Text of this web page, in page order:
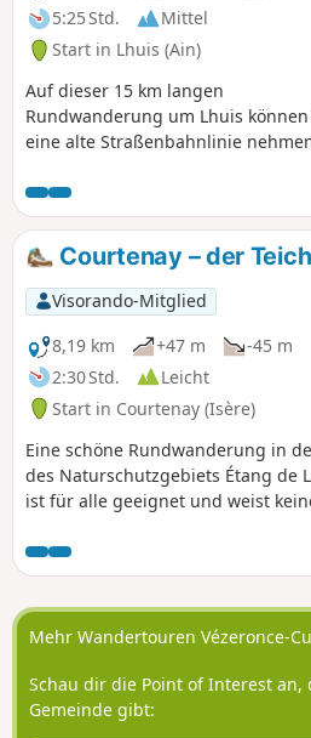
5:25 Std.
Mittel
Start in Lhuis (Ain)
Auf dieser 15 km langen
Rundwanderung um Lhuis können
eine alte Straßenbahnlinie
typischen Bächen folgen, eine
beobachten und ein Geröllfeld
durchqueren. Mehrere
auf die Rhône und ihr Tal, auf das
Kernkraftwerk Creys oder auch auf
Berg Tentanet machen diese
Wanderung sehr attraktiv.
Courtenay – der
Visorando-Mitglied
8,19 km
+47 m
-45 m
2:30 Std.
Leicht
Start in Courtenay (Isère)
Eine schöne Rundwanderung in
des Naturschutzgebiets Étang de
ist für alle geeignet und weist
Mehr Wandertouren Vézeronce-
Schau dir die Point of Interest an,
Gemeinde gibt: